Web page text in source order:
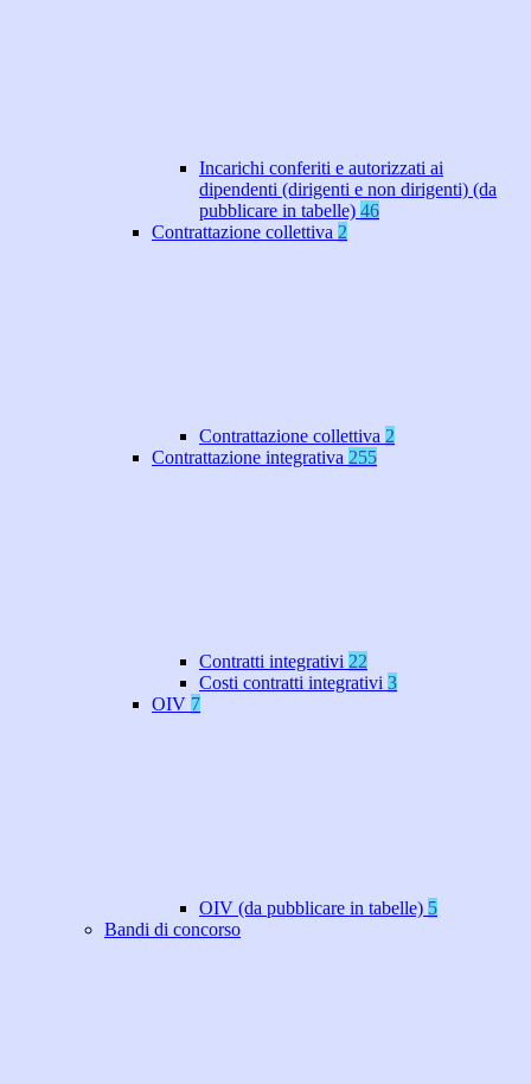
Incarichi conferiti e autorizzati ai
dipendenti (dirigenti e non dirigenti) (da
pubblicare in tabelle) 46
Contrattazione collettiva 2
Contrattazione collettiva 2
Contrattazione integrativa 255
Contratti integrativi 22
Costi contratti integrativi 3
OIV 7
OIV (da pubblicare in tabelle) 5
Bandi di concorso